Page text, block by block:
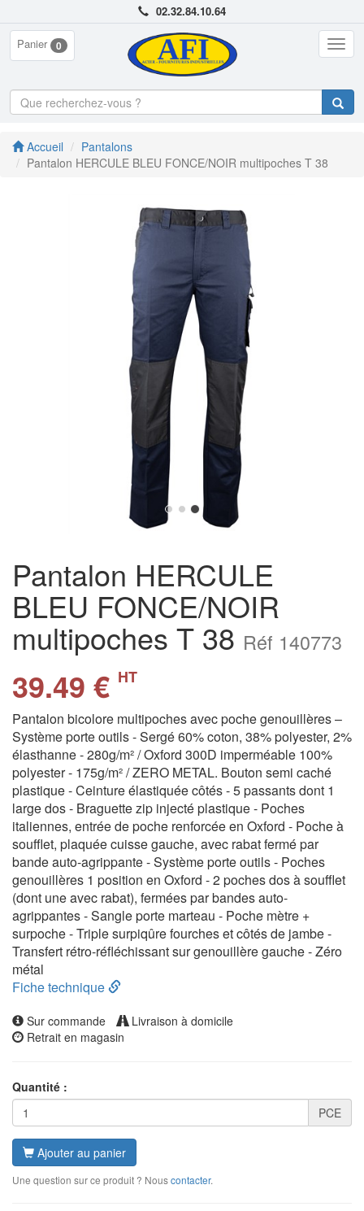
02.32.84.10.64
Panier 0
Accueil
Pantalons
Pantalon HERCULE BLEU FONCE/NOIR multipoches T 38
Pantalon HERCULE
BLEU FONCE/NOIR
multipoches T 38 Réf 140773
39.49 € HT
Pantalon bicolore multipoches avec poche genouillères –
Système porte outils - Sergé 60% coton, 38% polyester, 2%
élasthanne - 280g/m² / Oxford 300D imperméable 100%
polyester - 175g/m² / ZERO METAL. Bouton semi caché
plastique - Ceinture élastiquée côtés - 5 passants dont 1
large dos - Braguette zip injecté plastique - Poches
italiennes, entrée de poche renforcée en Oxford - Poche à
soufflet, plaquée cuisse gauche, avec rabat fermé par
bande auto-agrippante - Système porte outils - Poches
genouillères 1 position en Oxford - 2 poches dos à soufflet
(dont une avec rabat), fermées par bandes auto-
agrippantes - Sangle porte marteau - Poche mètre +
surpoche - Triple surpiqûre fourches et côtés de jambe -
Transfert rétro-réfléchissant sur genouillère gauche - Zéro
métal
Fiche technique
Sur commande
Livraison à domicile
Retrait en magasin
Quantité :
PCE
Ajouter au panier
Une question sur ce produit ? Nouscontacter.